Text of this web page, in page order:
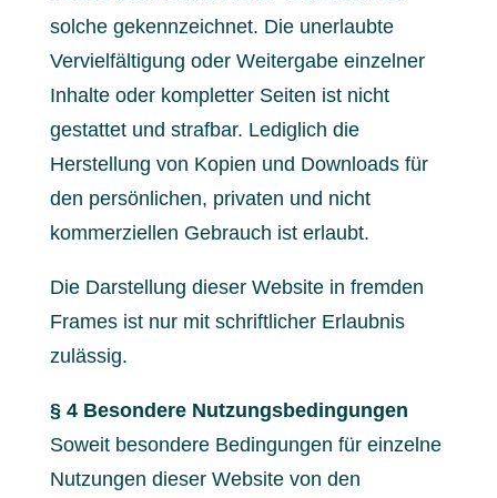
solche gekennzeichnet. Die unerlaubte
Vervielfältigung oder Weitergabe einzelner
Inhalte oder kompletter Seiten ist nicht
gestattet und strafbar. Lediglich die
Herstellung von Kopien und Downloads für
den persönlichen, privaten und nicht
kommerziellen Gebrauch ist erlaubt.
Die Darstellung dieser Website in fremden
Frames ist nur mit schriftlicher Erlaubnis
zulässig.
§ 4 Besondere Nutzungsbedingungen
Soweit besondere Bedingungen für einzelne
Nutzungen dieser Website von den